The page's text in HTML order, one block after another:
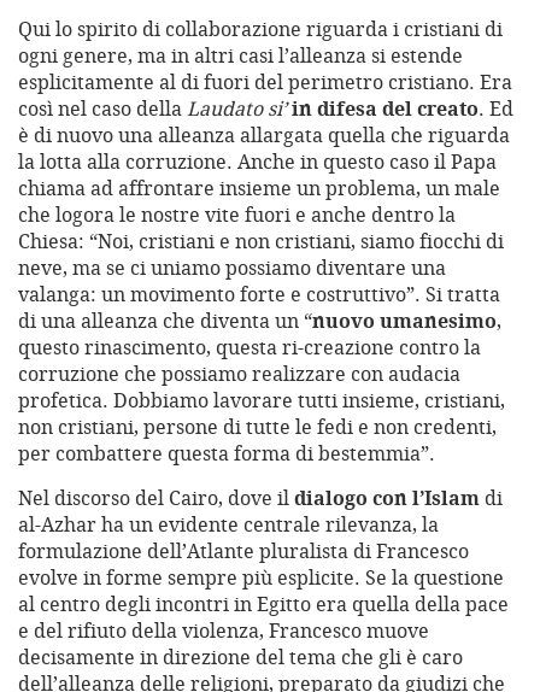
Qui lo spirito di collaborazione riguarda i cristiani di
ogni genere, ma in altri casi l’alleanza si estende
esplicitamente al di fuori del perimetro cristiano. Era
così nel caso dellaLaudato si’in difesa del creato. Ed
è di nuovo una alleanza allargata quella che riguarda
la lotta alla corruzione. Anche in questo caso il Papa
chiama ad affrontare insieme un problema, un male
che logora le nostre vite fuori e anche dentro la
Chiesa: “Noi, cristiani e non cristiani, siamo fiocchi di
neve, ma se ci uniamo possiamo diventare una
valanga: un movimento forte e costruttivo”. Si tratta
di una alleanza che diventa un “nuovo umanesimo,
questo rinascimento, questa ri-creazione contro la
corruzione che possiamo realizzare con audacia
profetica. Dobbiamo lavorare tutti insieme, cristiani,
non cristiani, persone di tutte le fedi e non credenti,
per combattere questa forma di bestemmia”.
Nel discorso del Cairo, dove ildialogo con l’Islam di
al-Azhar ha un evidente centrale rilevanza, la
formulazione dell’Atlante pluralista di Francesco
evolve in forme sempre più esplicite. Se la questione
al centro degli incontri in Egitto era quella della pace
e del rifiuto della violenza, Francesco muove
decisamente in direzione del tema che gli è caro
dell’alleanza delle religioni, preparato da giudizi che